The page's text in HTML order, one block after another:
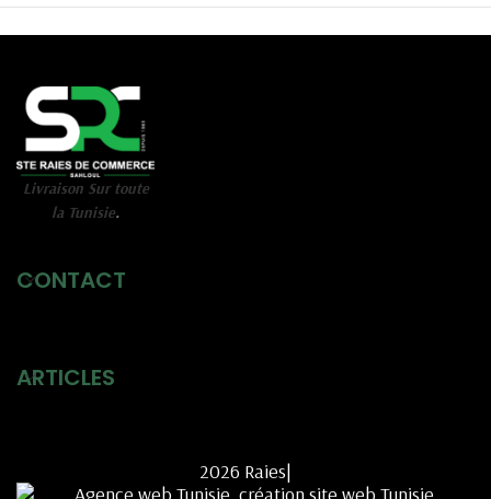
Livraison Sur toute
la Tunisie.
CONTACT
ARTICLES
2026 Raies|